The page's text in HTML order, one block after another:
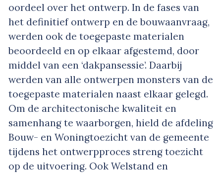
oordeel over het ontwerp. In de fases van
het definitief ontwerp en de bouwaanvraag,
werden ook de toegepaste materialen
beoordeeld en op elkaar afgestemd, door
middel van een ‘dakpansessie’. Daarbij
werden van alle ontwerpen monsters van de
toegepaste materialen naast elkaar gelegd.
Om de architectonische kwaliteit en
samenhang te waarborgen, hield de afdeling
Bouw- en Woningtoezicht van de gemeente
tijdens het ontwerpproces streng toezicht
op de uitvoering. Ook Welstand en